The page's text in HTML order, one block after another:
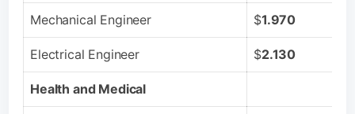
Mechanical Engineer $1.970
Electrical Engineer $2.130
Health and Medical